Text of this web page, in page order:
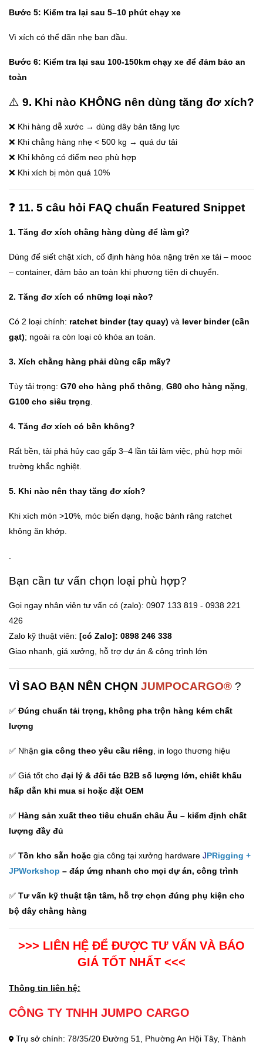
Bước 5: Kiểm tra lại sau 5–10 phút chạy xe
Vì xích có thể dãn nhẹ ban đầu.
Bước 6: Kiểm tra lại sau 100-150km chạy xe để đảm bảo an
toàn
⚠️ 9. Khi nào KHÔNG nên dùng tăng đơ xích?
❌ Khi hàng dễ xước → dùng dây bản tăng lực
❌ Khi chằng hàng nhẹ < 500 kg → quá dư tải
❌ Khi không có điểm neo phù hợp
❌ Khi xích bị mòn quá 10%
❓ 11. 5 câu hỏi FAQ chuẩn Featured Snippet
1. Tăng đơ xích chằng hàng dùng để làm gì?
Dùng để siết chặt xích, cố định hàng hóa nặng trên xe tải – mooc
– container, đảm bảo an toàn khi phương tiện di chuyển.
2. Tăng đơ xích có những loại nào?
Có 2 loại chính: ratchet binder (tay quay) và lever binder (cần
gạt); ngoài ra còn loại có khóa an toàn.
3. Xích chằng hàng phải dùng cấp mấy?
Tùy tải trọng: G70 cho hàng phổ thông, G80 cho hàng nặng,
G100 cho siêu trọng.
4. Tăng đơ xích có bền không?
Rất bền, tải phá hủy cao gấp 3–4 lần tải làm việc, phù hợp môi
trường khắc nghiệt.
5. Khi nào nên thay tăng đơ xích?
Khi xích mòn >10%, móc biến dạng, hoặc bánh răng ratchet
không ăn khớp.
.
Bạn cần tư vấn chọn loại phù hợp?
Gọi ngay nhân viên tư vấn có (zalo): 0907 133 819 - 0938 221
426
Zalo kỹ thuật viên: [có Zalo]: 0898 246 338
Giao nhanh, giá xưởng, hỗ trợ dự án & công trình lớn
VÌ SAO BẠN NÊN CHỌN JUMPOCARGO® ?
✅ Đúng chuẩn tải trọng, không pha trộn hàng kém chất
lượng
✅ Nhận gia công theo yêu cầu riêng, in logo thương hiệu
✅ Giá tốt cho đại lý & đối tác B2B số lượng lớn, chiết khấu
hấp dẫn khi mua sỉ hoặc đặt OEM
✅ Hàng sản xuất theo tiêu chuẩn châu Âu – kiểm định chất
lượng đầy đủ
✅ Tồn kho sẵn hoặc gia công tại xưởng hardware JPRigging +
JPWorkshop – đáp ứng nhanh cho mọi dự án, công trình
✅ Tư vấn kỹ thuật tận tâm, hỗ trợ chọn đúng phụ kiện cho
bộ dây chằng hàng
>>> LIÊN HỆ ĐỂ ĐƯỢC TƯ VẤN VÀ BÁO
GIÁ TỐT NHẤT <<<
Thông tin liên hệ:
CÔNG TY TNHH JUMPO CARGO
Trụ sở chính: 78/35/20 Đường 51, Phường An Hội Tây, Thành